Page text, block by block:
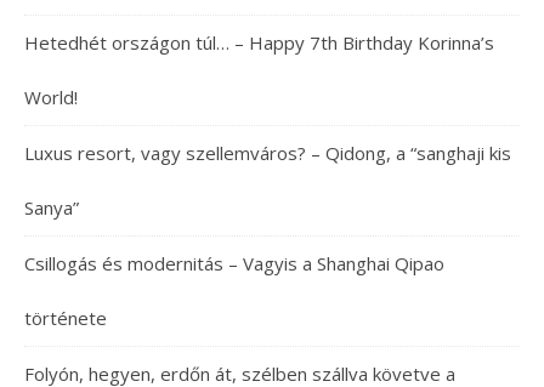
Hetedhét országon túl… – Happy 7th Birthday Korinna’s
World!
Luxus resort, vagy szellemváros? – Qidong, a “sanghaji kis
Sanya”
Csillogás és modernitás – Vagyis a Shanghai Qipao
története
Folyón, hegyen, erdőn át, szélben szállva követve a